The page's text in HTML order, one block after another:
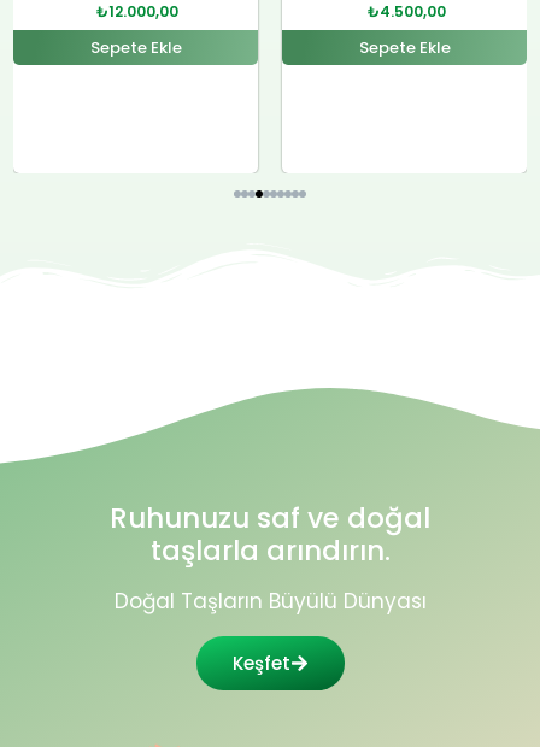
₺4.500,00
Sepete Ekle
₺12.000,00
Sepete Ekle
Ruhunuzu saf ve doğal
taşlarla arındırın.
Doğal Taşların Büyülü Dünyası
Keşfet